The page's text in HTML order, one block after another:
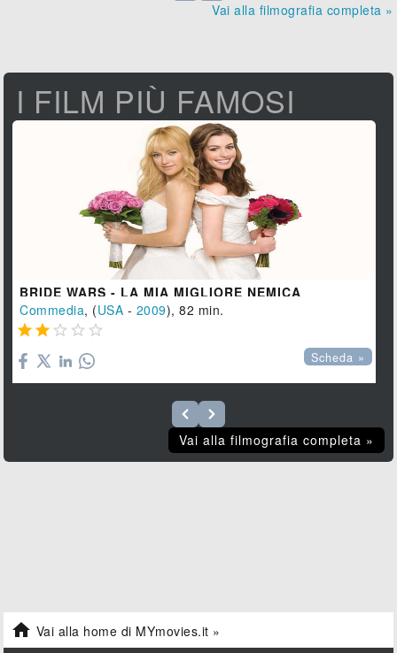
Vai alla filmografia completa »
I FILM PIÙ FAMOSI
BRIDE WARS - LA MIA MIGLIORE NEMICA
Commedia, (USA - 2009), 82 min.
    
Scheda »
Vai alla filmografia completa »
 Vai alla home di MYmovies.it »